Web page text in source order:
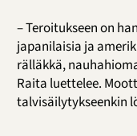
– Teroitukseen on
japanilaisia ja
rälläkkä,
Raita luettelee.
talvisäilytykseenkin